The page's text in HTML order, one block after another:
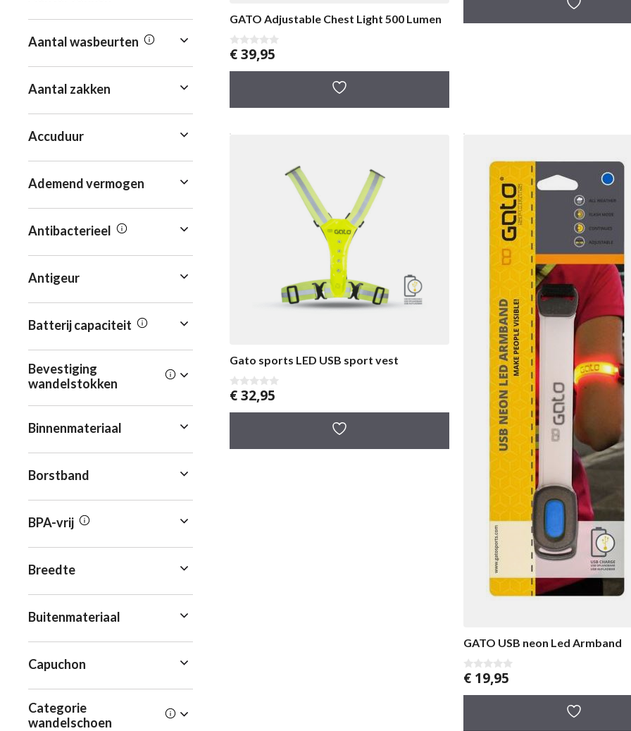
GATO Adjustable Chest Light 500 Lumen
0
v
a
€39,95
Gato sports LED USB sport vest
0
v
a
€32,95
GATO USB neon Led Armband
0
v
a
€ 19,95
Aantal wasbeurten
Aantal zakken
Accuduur
Ademend vermogen
Antibacterieel
Antigeur
Batterij capaciteit
Bevestiging
wandelstokken
Binnenmateriaal
Borstband
BPA-vrij
Breedte
Buitenmateriaal
Capuchon
Categorie
wandelschoen